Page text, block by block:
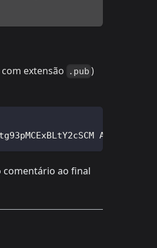
extensão .pub )
Acesso
comentário ao final